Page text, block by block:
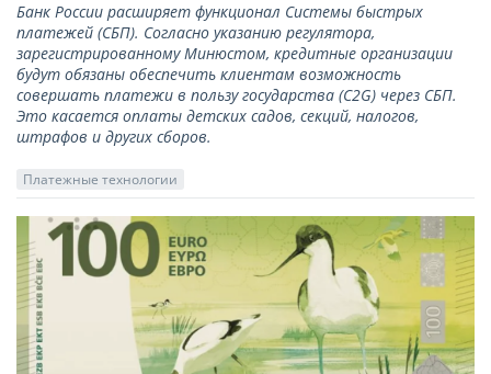
Банк России расширяет функционал Системы быстрых
платежей (СБП). Согласно указанию регулятора,
зарегистрированному Минюстом, кредитные организации
будут обязаны обеспечить клиентам возможность
совершать платежи в пользу государства (С2G) через СБП.
Это касается оплаты детских садов, секций, налогов,
штрафов и других сборов.
Платежные технологии